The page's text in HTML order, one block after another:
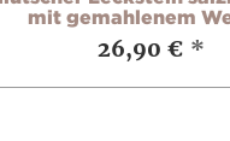
mit gemahlenem
26,90 € *